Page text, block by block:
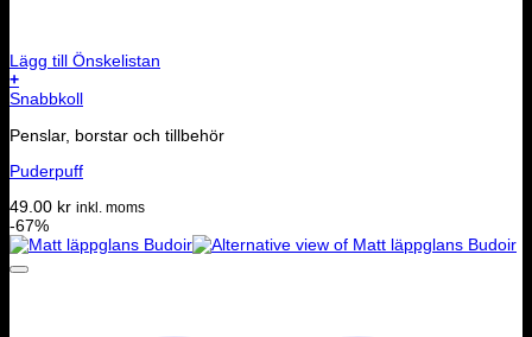
Lägg till Önskelistan
+
Snabbkoll
Penslar, borstar och tillbehör
Puderpuff
49.00 kr inkl. moms
-67%